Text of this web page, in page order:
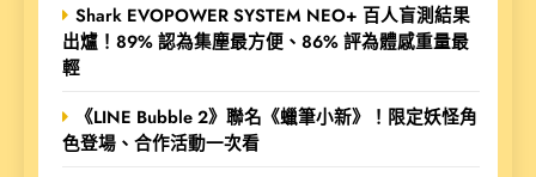
Shark EVOPOWER SYSTEM NEO+ 百人盲測結果
出爐！89% 認為集塵最方便、86% 評為體感重量最
輕
《LINE Bubble 2》聯名《蠟筆小新》！限定妖怪角
色登場、合作活動一次看